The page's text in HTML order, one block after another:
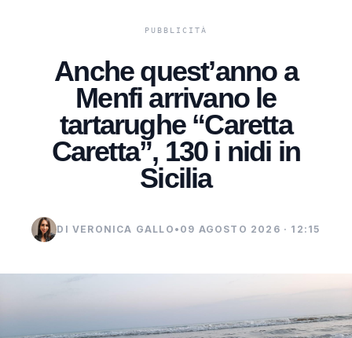
Anche quest’anno a
Menfi arrivano le
tartarughe “Caretta
Caretta”, 130 i nidi in
Sicilia
DI VERONICA GALLO • 09 AGOSTO 2026 · 12:15